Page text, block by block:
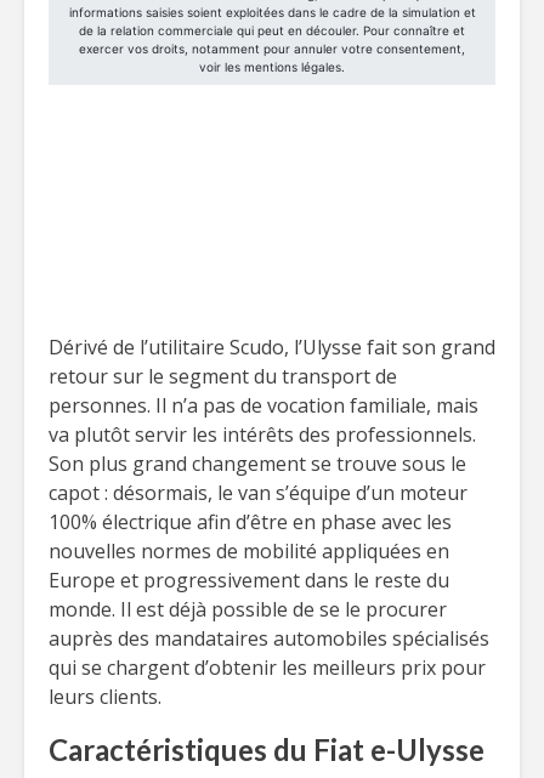
Dérivé de l’utilitaire Scudo, l’Ulysse fait son grand
retour sur le segment du transport de
personnes. Il n’a pas de vocation familiale, mais
va plutôt servir les intérêts des professionnels.
Son plus grand changement se trouve sous le
capot : désormais, le van s’équipe d’un moteur
100% électrique afin d’être en phase avec les
nouvelles normes de mobilité appliquées en
Europe et progressivement dans le reste du
monde. Il est déjà possible de se le procurer
auprès des mandataires automobiles spécialisés
qui se chargent d’obtenir les meilleurs prix pour
leurs clients.
Caractéristiques du Fiat e-Ulysse